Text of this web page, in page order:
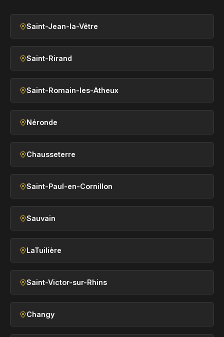
Saint-Jean-la-Vêtre
Saint-Rirand
Saint-Romain-les-Atheux
Néronde
Chausseterre
Saint-Paul-en-Cornillon
Sauvain
LaTuilière
Saint-Victor-sur-Rhins
Changy